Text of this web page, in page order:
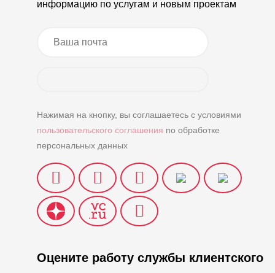
информацию по услугам и новым проектам
Нажимая на кнопку, вы соглашаетесь с условиями
пользовательского соглашения по обработке
персональных данных
Оцените работу службы клиентского